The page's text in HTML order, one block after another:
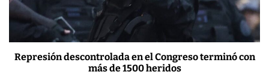
Represión descontrolada en el Congreso terminó con
más de 1500 heridos